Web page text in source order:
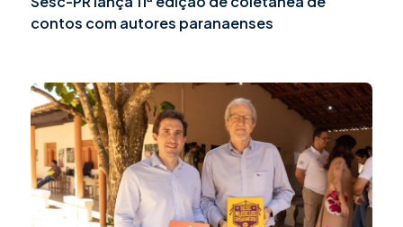
contos com autores paranaenses